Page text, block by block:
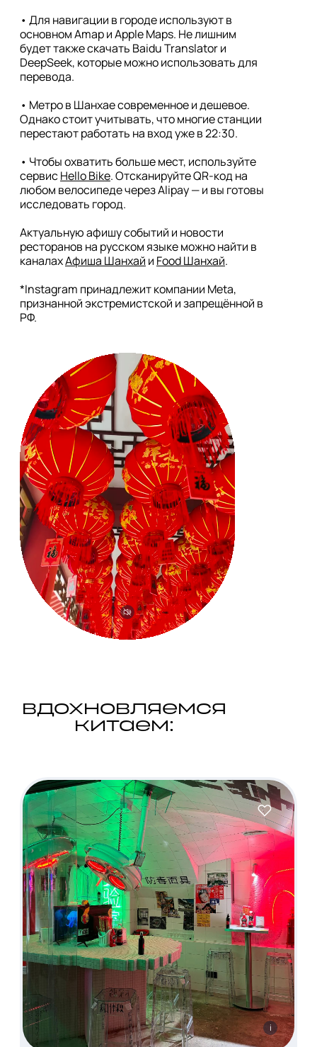
• Для навигации в городе используют в
основном Amap и Apple Maps. Не лишним
будет также скачать Baidu Translator и
DeepSeek, которые можно использовать для
перевода.
• Метро в Шанхае современное и дешевое.
Однако стоит учитывать, что многие станции
перестают работать на вход уже в 22:30.
• Чтобы охватить больше мест, используйте
сервис Hello Bike. Отсканируйте QR-код на
любом велосипеде через Alipay — и вы готовы
исследовать город.
Актуальную афишу событий и новости
ресторанов на русском языке можно найти в
каналах Афиша Шанхай и Food Шанхай.
*Instagram принадлежит компании Meta,
признанной экстремистской и запрещённой в
вдохновляемся
китаем:
i